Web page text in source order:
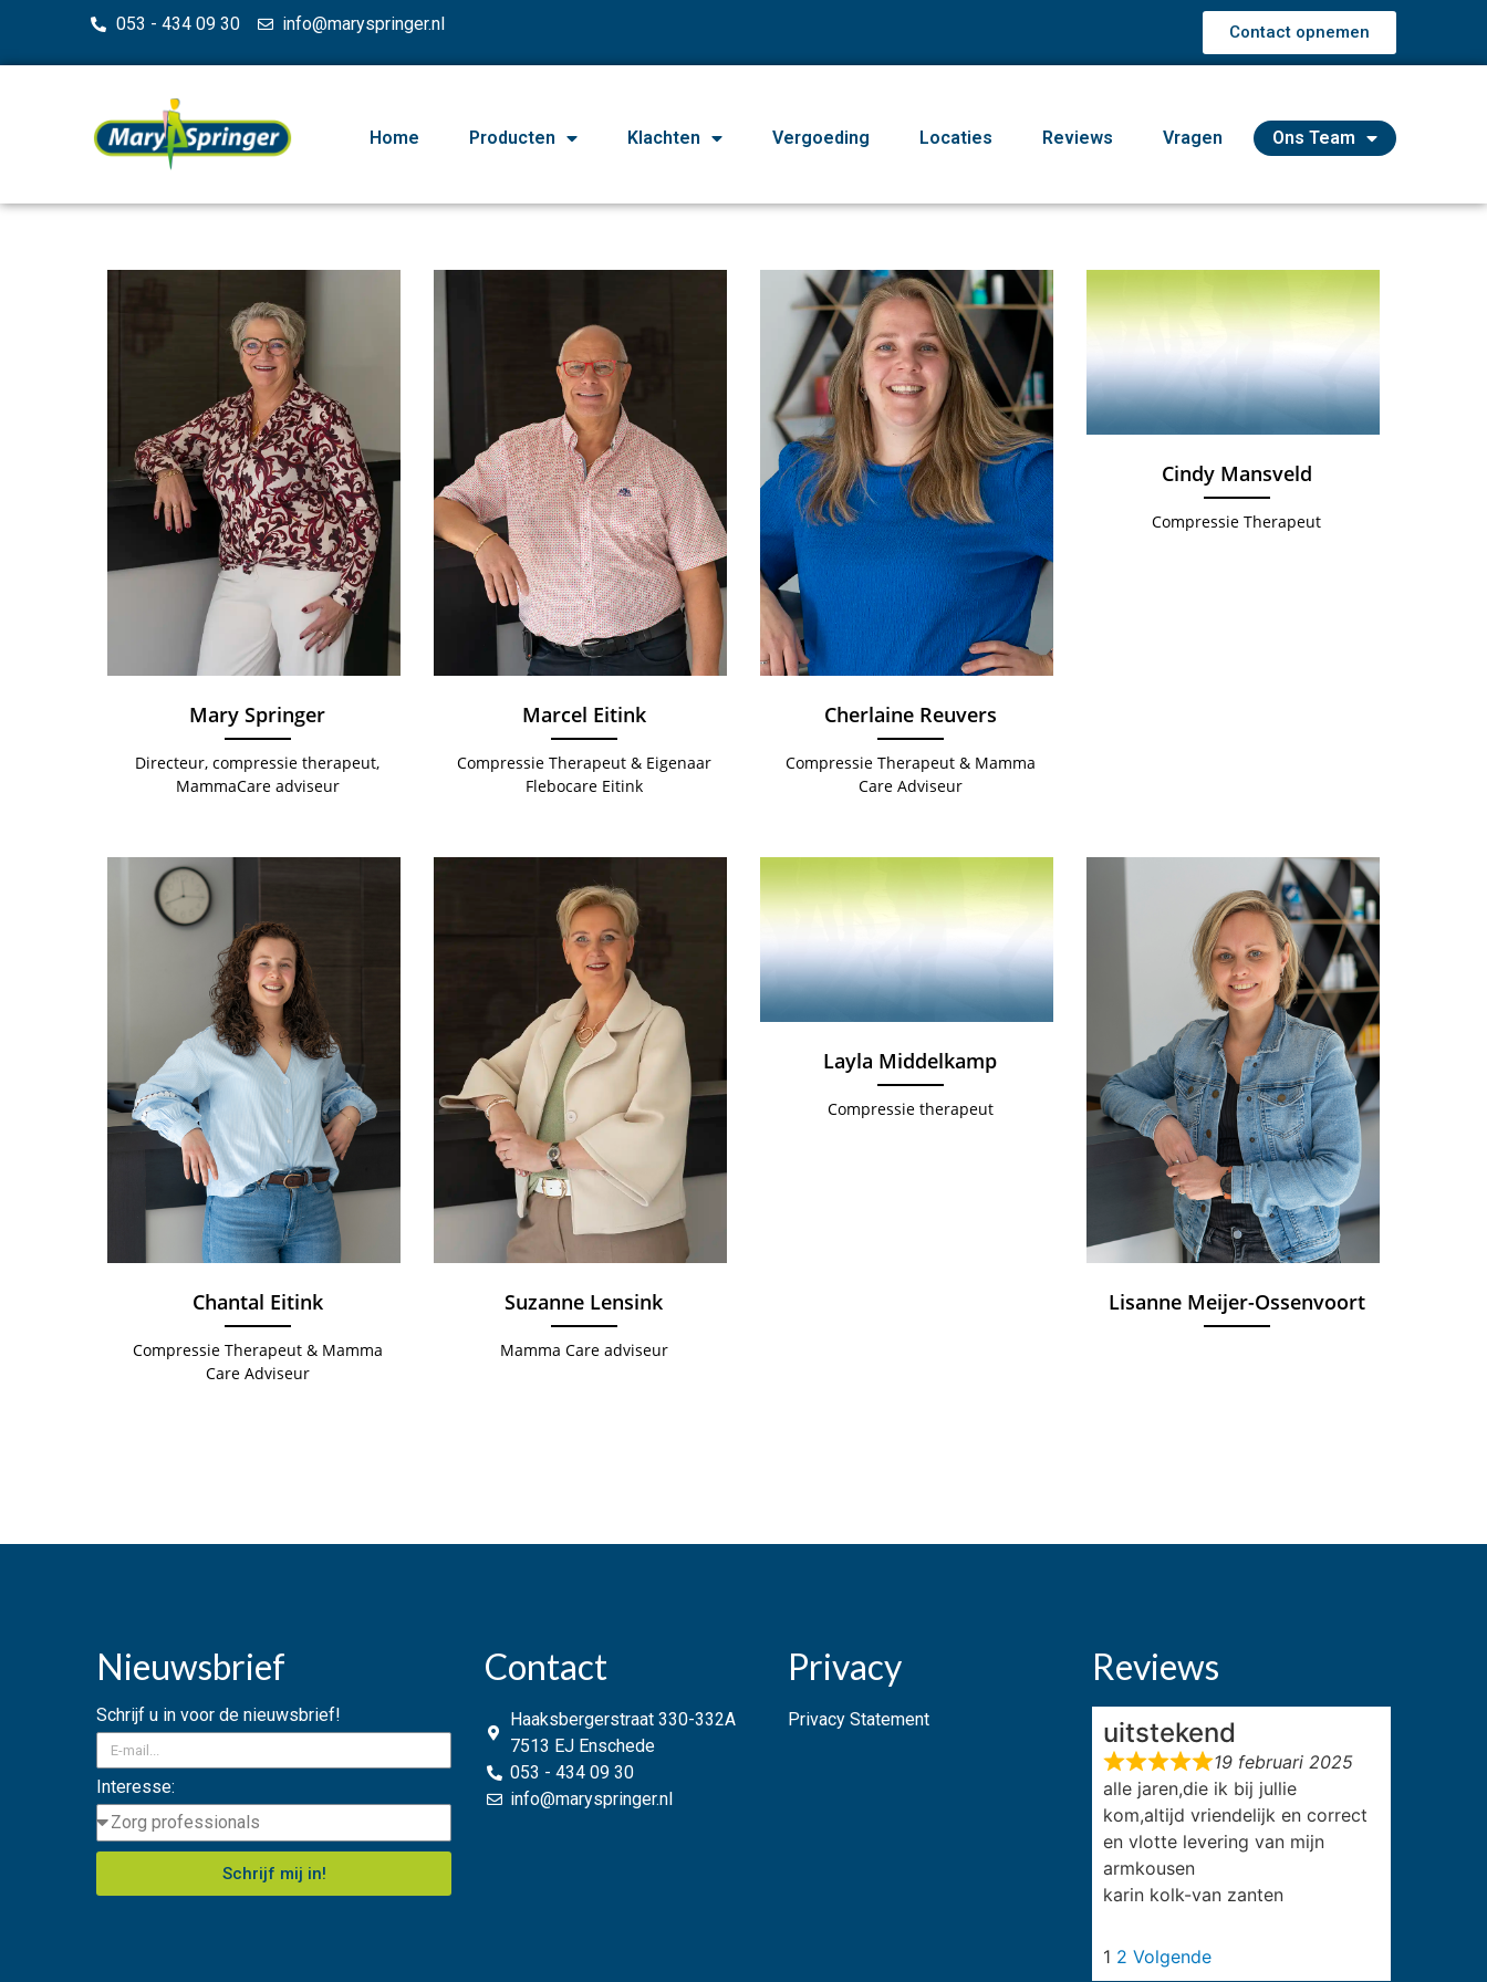
053 - 434 09 30 info@maryspringer.nl Contact opnemen
Home Producten Klachten Vergoeding Locaties Reviews Vragen Ons Team
Mary Springer
Directeur, compressie therapeut,
MammaCare adviseur
Marcel Eitink
Compressie Therapeut & Eigenaar
Flebocare Eitink
Cherlaine Reuvers
Compressie Therapeut & Mamma
Care Adviseur
Cindy Mansveld
Compressie Therapeut
Chantal Eitink
Compressie Therapeut & Mamma
Care Adviseur
Suzanne Lensink
Mamma Care adviseur
Layla Middelkamp
Compressie therapeut
Lisanne Meijer-Ossenvoort
Nieuwsbrief
Schrijf u in voor de nieuwsbrief!
Interesse:
Schrijf mij in!
Contact
Haaksbergerstraat 330-332A
7513 EJ Enschede
053 - 434 09 30
info@maryspringer.nl
Privacy
Privacy Statement
Reviews
uitstekend
19 februari 2025
alle jaren,die ik bij jullie
kom,altijd vriendelijk en correct
en vlotte levering van mijn
armkousen
karin kolk-van zanten
1 2 Volgende